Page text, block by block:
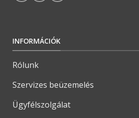
INFORMÁCIÓK
Rólunk
Szervizes beüzemelés
Ügyfélszolgálat